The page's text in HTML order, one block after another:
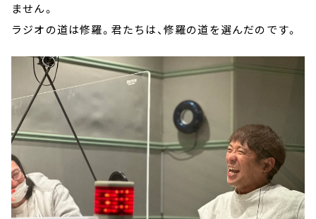
ません。
ラジオの道は修羅。君たちは、修羅の道を選んだのです。